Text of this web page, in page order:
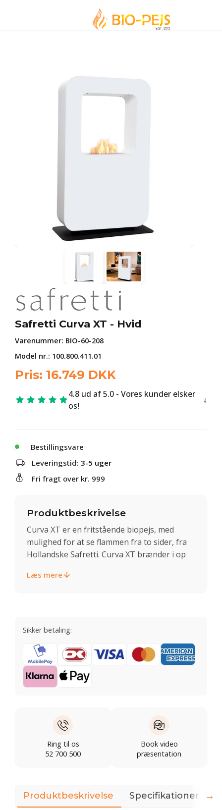
Safretti Curva XT - Hvid
Varenummer: BIO-60-208
Model nr.: 100.800.411.01
Pris: 16.749 DKK
4.8 ud af 5.0 - Vores kunder elsker
os!
Bestillingsvare
Leveringstid: 3-5 uger
Fri fragt over kr. 999
Produktbeskrivelse
Curva XT er en fritstående biopejs, med
mulighed for at se flammen fra to sider, fra
Hollandske Safretti. Curva XT brænder i op
Læs mere
Sikker betaling:
Ring til os
52 700 500
Book video
præsentation
Produktbeskrivelse Specifikationer →